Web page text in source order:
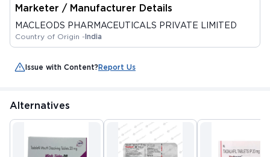
Marketer / Manufacturer Details
MACLEODS PHARMACEUTICALS PRIVATE LIMITED
Country of Origin -India
Issue with Content?Report Us
Alternatives